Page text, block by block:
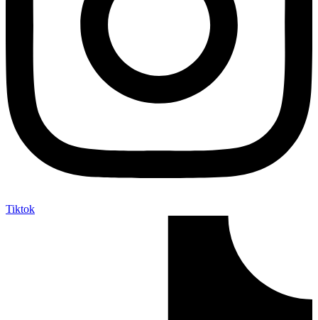
Tiktok